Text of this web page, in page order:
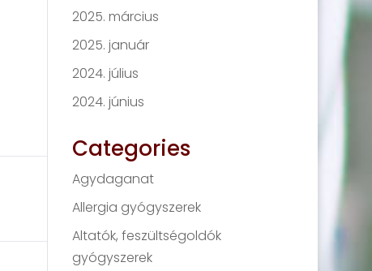
2025. március
2025. január
2024. július
2024. június
Categories
Agydaganat
Allergia gyógyszerek
Altatók, feszültségoldók
gyógyszerek